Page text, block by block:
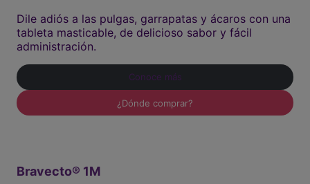
Dile adiós a las pulgas, garrapatas y ácaros con una
tableta masticable, de delicioso sabor y fácil
administración.
Conoce más
¿Dónde comprar?
Bravecto® 1M